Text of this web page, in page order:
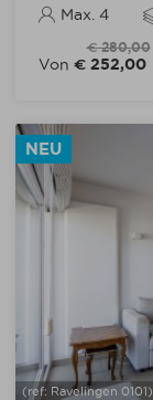
Max. 4
€ 280,00
Von € 252,00
NEU
(ref: Ravelingen 0101)